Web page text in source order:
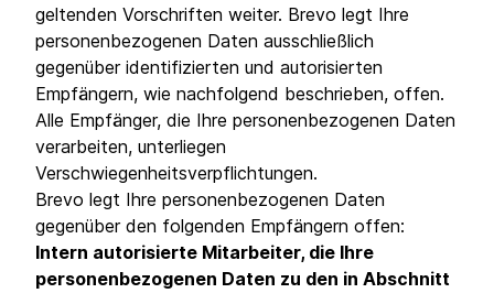
geltenden Vorschriften weiter. Brevo legt Ihre
personenbezogenen Daten ausschließlich
gegenüber identifizierten und autorisierten
Empfängern, wie nachfolgend beschrieben, offen.
Alle Empfänger, die Ihre personenbezogenen Daten
verarbeiten, unterliegen
Verschwiegenheitsverpflichtungen.
Brevo legt Ihre personenbezogenen Daten
gegenüber den folgenden Empfängern offen:
Intern autorisierte Mitarbeiter, die Ihre
personenbezogenen Daten zu den in Abschnitt